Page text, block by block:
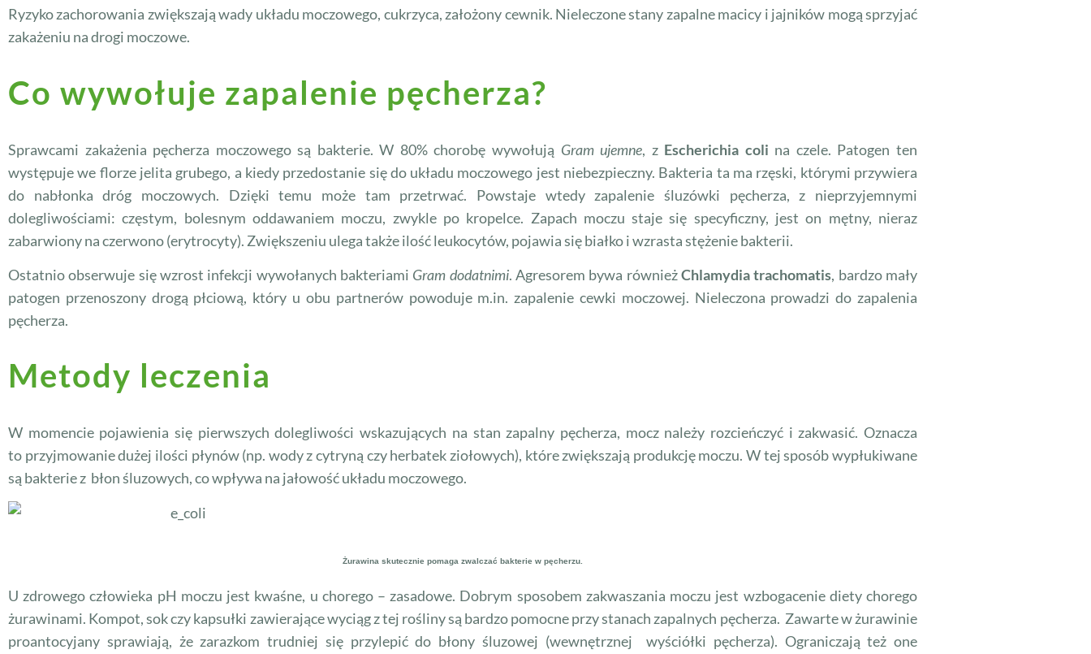
Ryzyko zachorowania zwiększają wady układu moczowego, cukrzyca, założony cewnik. Nieleczone stany zapalne macicy i jajników mogą sprzyjać
zakażeniu na drogi moczowe.
Co wywołuje zapalenie pęcherza?
Sprawcami zakażenia pęcherza moczowego są bakterie. W 80% chorobę wywołują Gram ujemne, z Escherichia coli na czele. Patogen ten
występuje we florze jelita grubego, a kiedy przedostanie się do układu moczowego jest niebezpieczny. Bakteria ta ma rzęski, którymi przywiera
do nabłonka dróg moczowych. Dzięki temu może tam przetrwać. Powstaje wtedy zapalenie śluzówki pęcherza, z nieprzyjemnymi
dolegliwościami: częstym, bolesnym oddawaniem moczu, zwykle po kropelce. Zapach moczu staje się specyficzny, jest on mętny, nieraz
zabarwiony na czerwono (erytrocyty). Zwiększeniu ulega także ilość leukocytów, pojawia się białko i wzrasta stężenie bakterii.
Ostatnio obserwuje się wzrost infekcji wywołanych bakteriami Gram dodatnimi. Agresorem bywa równieżChlamydia trachomatis, bardzo mały
patogen przenoszony drogą płciową, który u obu partnerów powoduje m.in. zapalenie cewki moczowej. Nieleczona prowadzi do zapalenia
pęcherza.
Metody leczenia
W momencie pojawienia się pierwszych dolegliwości wskazujących na stan zapalny pęcherza, mocz należy rozcieńczyć i zakwasić. Oznacza
to przyjmowanie dużej ilości płynów (np. wody z cytryną czy herbatek ziołowych), które zwiększają produkcję moczu. W tej sposób wypłukiwane
są bakterie z błon śluzowych, co wpływa na jałowość układu moczowego.
Żurawina skutecznie pomaga zwalczać bakterie w pęcherzu.
U zdrowego człowieka pH moczu jest kwaśne, u chorego – zasadowe. Dobrym sposobem zakwaszania moczu jest wzbogacenie diety chorego
żurawinami. Kompot, sok czy kapsułki zawierające wyciąg z tej rośliny są bardzo pomocne przy stanach zapalnych pęcherza. Zawarte w żurawinie
proantocyjany sprawiają, że zarazkom trudniej się przylepić do błony śluzowej (wewnętrznej wyściółki pęcherza). Ograniczają też one